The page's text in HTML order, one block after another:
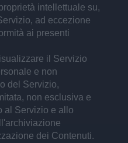
intellettuale su,
ad eccezione
ai presenti
il Servizio
e non
del Servizio,
non esclusiva e
al Servizio e allo
dei Contenuti.